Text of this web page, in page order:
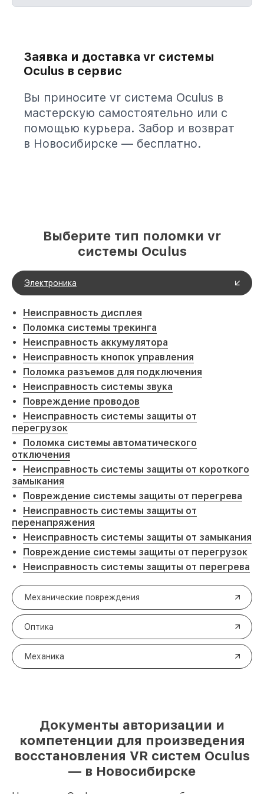
Заявка и доставка vr системы
Oculus в сервис
Вы приносите vr система Oculus в
мастерскую самостоятельно или с
помощью курьера. Забор и возврат
в Новосибирске — бесплатно.
Выберите тип поломки vr
системы Oculus
Электроника
Неисправность дисплея
Поломка системы трекинга
Неисправность аккумулятора
Неисправность кнопок управления
Поломка разъемов для подключения
Неисправность системы звука
Повреждение проводов
Неисправность системы защиты от
перегрузок
Поломка системы автоматического
отключения
Неисправность системы защиты от короткого
замыкания
Повреждение системы защиты от перегрева
Неисправность системы защиты от
перенапряжения
Неисправность системы защиты от замыкания
Повреждение системы защиты от перегрузок
Неисправность системы защиты от перегрева
Механические повреждения
Оптика
Механика
Документы авторизации и
компетенции для произведения
восстановления VR систем Oculus
— в Новосибирске